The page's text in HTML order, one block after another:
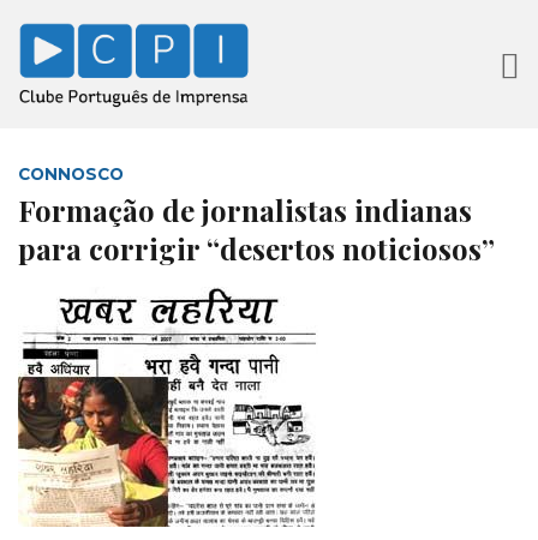
CONNOSCO
Formação de jornalistas indianas
para corrigir “desertos noticiosos”